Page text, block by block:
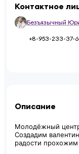
Контактное
Безъязычный
+8-953-233-37-
Описание
Молодёжный
Создадим
радости